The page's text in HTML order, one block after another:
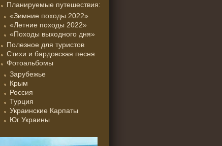
Планируемые путешествия:
«Зимние походы 2022»
«Летние походы 2022»
«Походы выходного дня»
Полезное для туристов
Стихи и бардовская песня
Фотоальбомы
Зарубежье
Крым
Россия
Турция
Украинские Карпаты
Юг Украины